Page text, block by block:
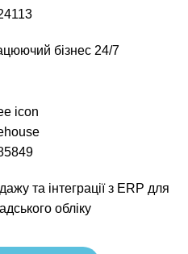
бізнес 24/7
та інтеграції з ERP для
обліку